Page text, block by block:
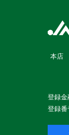
本店
登録金
登録番